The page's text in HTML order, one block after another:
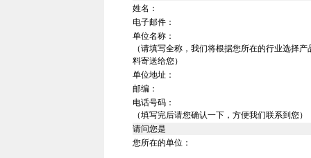
姓名：
电子邮件：
单位名称：
（请填写全称，我们将根据您所在的行业选择产
料寄送给您）
单位地址：
邮编：
电话号码：
（填写完后请您确认一下，方便我们联系到您）
请问您是
您所在的单位：